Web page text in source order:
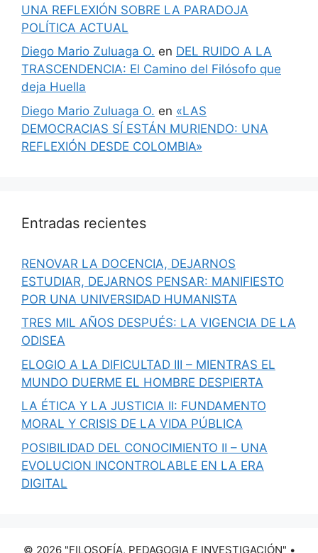
UNA REFLEXIÓN SOBRE LA PARADOJA
POLÍTICA ACTUAL
Diego Mario Zuluaga O. en DEL RUIDO A LA
TRASCENDENCIA: El Camino del Filósofo que
deja Huella
Diego Mario Zuluaga O. en «LAS
DEMOCRACIAS SÍ ESTÁN MURIENDO: UNA
REFLEXIÓN DESDE COLOMBIA»
Entradas recientes
RENOVAR LA DOCENCIA, DEJARNOS
ESTUDIAR, DEJARNOS PENSAR: MANIFIESTO
POR UNA UNIVERSIDAD HUMANISTA
TRES MIL AÑOS DESPUÉS: LA VIGENCIA DE LA
ODISEA
ELOGIO A LA DIFICULTAD III – MIENTRAS EL
MUNDO DUERME EL HOMBRE DESPIERTA
LA ÉTICA Y LA JUSTICIA II: FUNDAMENTO
MORAL Y CRISIS DE LA VIDA PÚBLICA
POSIBILIDAD DEL CONOCIMIENTO II – UNA
EVOLUCION INCONTROLABLE EN LA ERA
DIGITAL
© 2026 "FILOSOFÍA, PEDAGOGIA E INVESTIGACIÓN" •